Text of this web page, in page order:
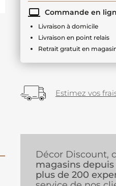
Commande en
Livraison à domicile
Livraison en point relais
Retrait gratuit en
Estimez vos
Décor Discount,
magasins depuis
plus de 200